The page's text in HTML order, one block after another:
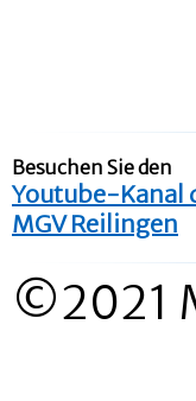
Besuchen Sie den
Youtube-Kanal
MGV Reilingen
©2021